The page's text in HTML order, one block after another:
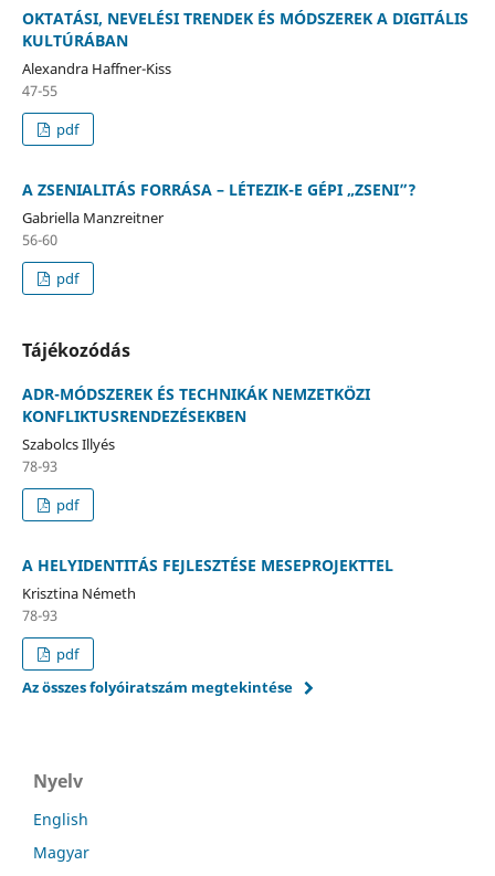
OKTATÁSI, NEVELÉSI TRENDEK ÉS MÓDSZEREK A DIGITÁLIS
KULTÚRÁBAN
Alexandra Haffner-Kiss
47-55
pdf
A ZSENIALITÁS FORRÁSA – LÉTEZIK-E GÉPI „ZSENI”?
Gabriella Manzreitner
56-60
pdf
Tájékozódás
ADR-MÓDSZEREK ÉS TECHNIKÁK NEMZETKÖZI
KONFLIKTUSRENDEZÉSEKBEN
Szabolcs Illyés
78-93
pdf
A HELYIDENTITÁS FEJLESZTÉSE MESEPROJEKTTEL
Krisztina Németh
78-93
pdf
Az összes folyóiratszám megtekintése
Nyelv
English
Magyar